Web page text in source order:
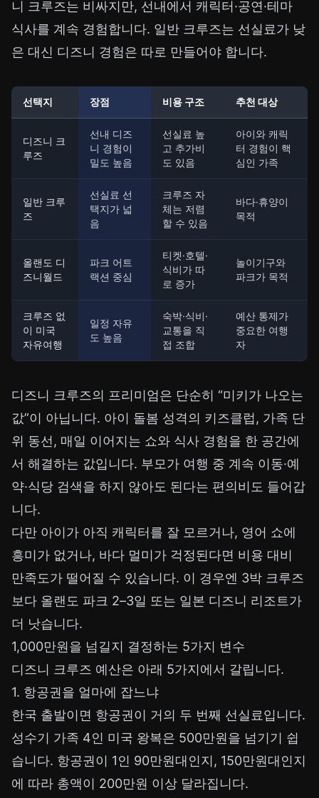
니 크루즈는 비싸지만, 선내에서 캐릭터·공연·테마
식사를 계속 경험합니다. 일반 크루즈는 선실료가 낮
은 대신 디즈니 경험은 따로 만들어야 합니다.
선택지 장점 비용 구조 추천 대상
디즈니 크
루즈
선내 디즈
니 경험이
밀도 높음
선실료 높
고 추가비
도 있음
아이와 캐릭
터 경험이 핵
심인 가족
일반 크루
즈
선실료 선
택지가 넓
음
크루즈 자
체는 저렴
할 수 있음
바다·휴양이
목적
올랜도 디
즈니월드
파크 어트
랙션 중심
티켓·호텔·
식비가 따
로 증가
놀이기구와
파크가 목적
크루즈 없
이 미국
자유여행
일정 자유
도 높음
숙박·식비·
교통을 직
접 조합
예산 통제가
중요한 여행
자
디즈니 크루즈의 프리미엄은 단순히 “미키가 나오는
값”이 아닙니다. 아이 돌봄 성격의 키즈클럽, 가족 단
위 동선, 매일 이어지는 쇼와 식사 경험을 한 공간에
서 해결하는 값입니다. 부모가 여행 중 계속 이동·예
약·식당 검색을 하지 않아도 된다는 편의비도 들어갑
니다.
다만 아이가 아직 캐릭터를 잘 모르거나, 영어 쇼에
흥미가 없거나, 바다 멀미가 걱정된다면 비용 대비
만족도가 떨어질 수 있습니다. 이 경우엔 3박 크루즈
보다 올랜도 파크 2–3일 또는 일본 디즈니 리조트가
더 낫습니다.
1,000만원을 넘길지 결정하는 5가지 변수
디즈니 크루즈 예산은 아래 5가지에서 갈립니다.
1. 항공권을 얼마에 잡느냐
한국 출발이면 항공권이 거의 두 번째 선실료입니다.
성수기 가족 4인 미국 왕복은 500만원을 넘기기 쉽
습니다. 항공권이 1인 90만원대인지, 150만원대인지
에 따라 총액이 200만원 이상 달라집니다.